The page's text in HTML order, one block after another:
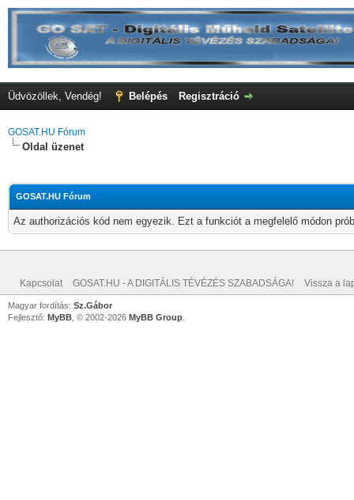
Üdvözöllek, Vendég! Belépés Regisztráció
GOSAT.HU Fórum
Oldal üzenet
GOSAT.HU Fórum
Az authorizációs kód nem egyezik. Ezt a funkciót a megfelelő módon
Kapcsolat GOSAT.HU - A DIGITÁLIS TÉVÉZÉS SZABADSÁGA! Vissza a
Magyar fordítás: Sz.Gábor
Fejlesztő: MyBB , © 2002-2026 MyBB Group